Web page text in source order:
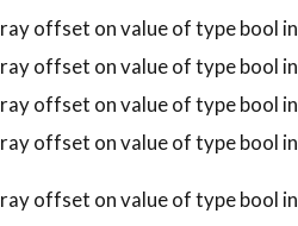
offset on value of type bool in
offset on value of type bool in
offset on value of type bool in
offset on value of type bool in
offset on value of type bool in